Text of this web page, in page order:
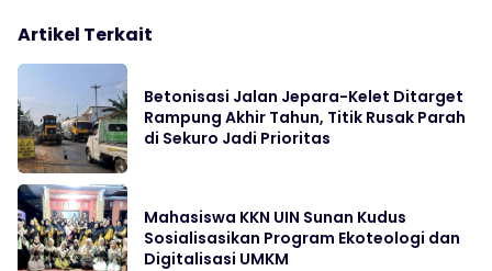
Artikel Terkait
Betonisasi Jalan Jepara-Kelet Ditarget
Rampung Akhir Tahun, Titik Rusak Parah
di Sekuro Jadi Prioritas
Mahasiswa KKN UIN Sunan Kudus
Sosialisasikan Program Ekoteologi dan
Digitalisasi UMKM